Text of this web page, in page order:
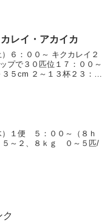
レイ・アカイカ
６：００～ キクカレイ２
プで３０匹位１７：００～
５cm ２～１３杯２３：０
）１便 ５：００～（８ｈ
５～２、８ｋｇ ０～５匹/